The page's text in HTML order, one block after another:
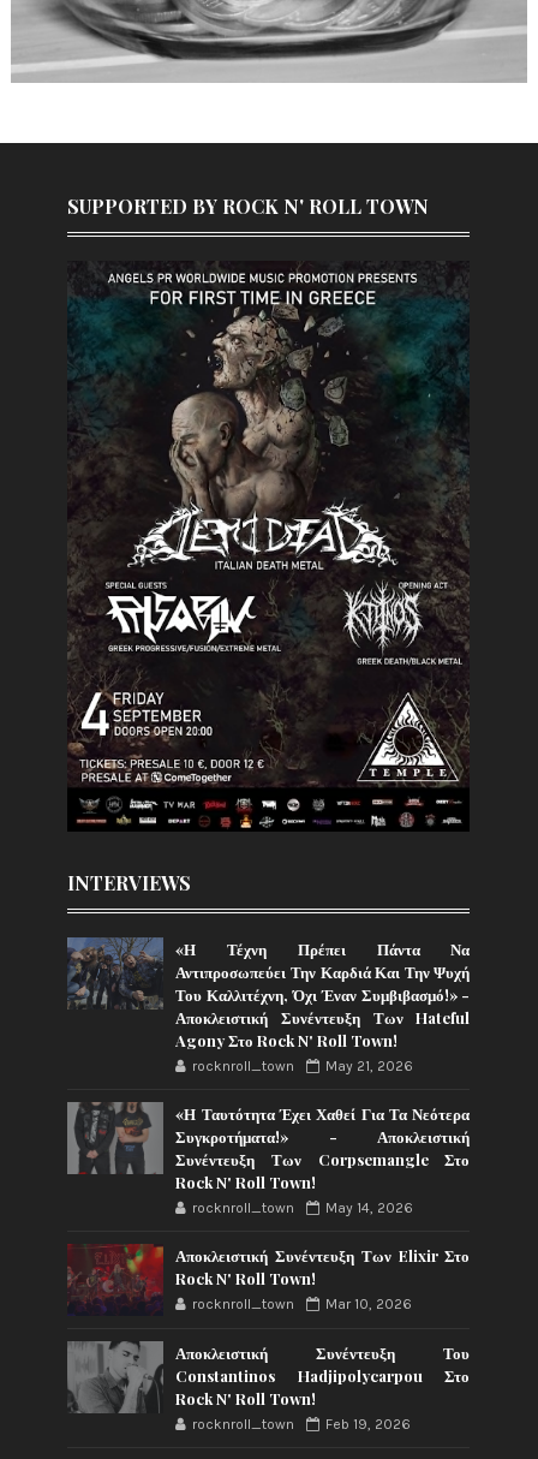
SUPPORTED BY ROCK N' ROLL TOWN
INTERVIEWS
«Η Τέχνη Πρέπει Πάντα Να
Αντιπροσωπεύει Την Καρδιά Και Την Ψυχή
Του Καλλιτέχνη, Όχι Έναν Συμβιβασμό!» -
Αποκλειστική Συνέντευξη Των Hateful
Agony Στο Rock N' Roll Town!
rocknroll_town May 21, 2026
«Η Ταυτότητα Έχει Χαθεί Για Τα Νεότερα
Συγκροτήματα!» - Αποκλειστική
Συνέντευξη Των Corpsemangle Στο
Rock N' Roll Town!
rocknroll_town May 14, 2026
Αποκλειστική Συνέντευξη Των Elixir Στο
Rock N' Roll Town!
rocknroll_town Mar 10, 2026
Αποκλειστική Συνέντευξη Του
Constantinos Hadjipolycarpou Στο
Rock N' Roll Town!
rocknroll_town Feb 19, 2026